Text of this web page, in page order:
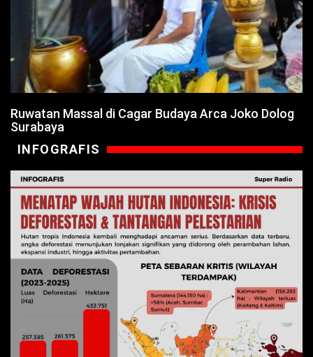
Ruwatan Massal di Cagar Budaya Arca Joko Dolog
Surabaya
INFOGRAFIS